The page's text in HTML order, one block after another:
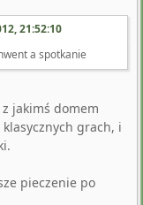
21:52:10
a spotkanie
jakimś domem
grach, i
pieczenie po